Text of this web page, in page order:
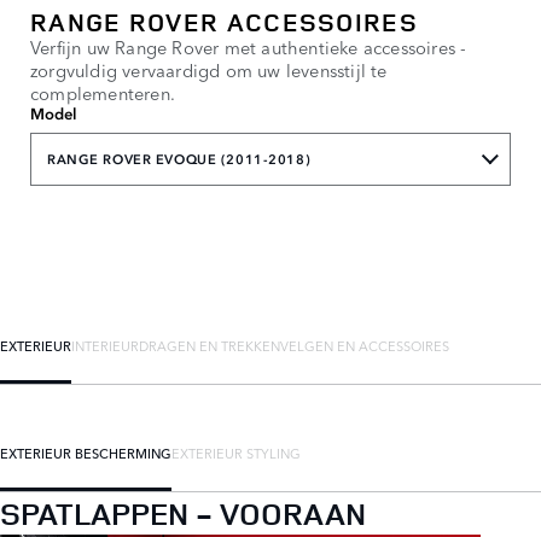
RANGE ROVER ACCESSOIRES
Verfijn uw Range Rover met authentieke accessoires -
zorgvuldig vervaardigd om uw levensstijl te
complementeren.
Model
RANGE ROVER EVOQUE (2011-2018)
EXTERIEURINTERIEURDRAGEN EN TREKKENVELGEN EN ACCESSOIRES
EXTERIEUR BESCHERMINGEXTERIEUR STYLING
SPATLAPPEN - VOORAAN